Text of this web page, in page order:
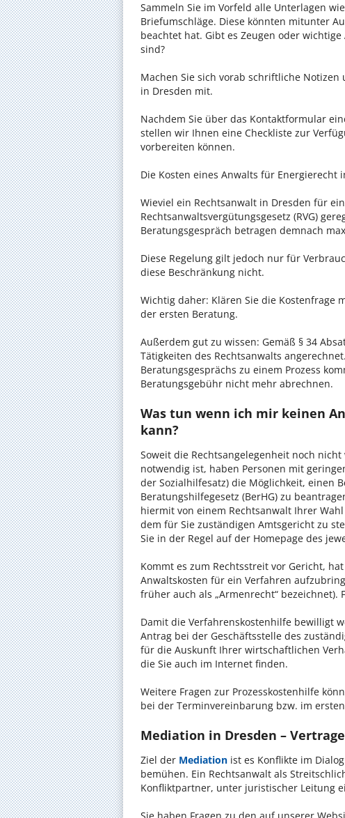
Sammeln Sie im Vorfeld alle Unterlagen
Briefumschläge. Diese könnten mitunter
beachtet hat. Gibt es Zeugen oder
sind?
Machen Sie sich vorab schriftliche
in Dresden mit.
Nachdem Sie über das Kontaktformular
stellen wir Ihnen eine Checkliste zur
vorbereiten können.
Die Kosten eines Anwalts für
Wieviel ein Rechtsanwalt in Dresden für
Rechtsanwaltsvergütungsgesetz (RVG)
Beratungsgespräch betragen demnach
Diese Regelung gilt jedoch nur für
diese Beschränkung nicht.
Wichtig daher: Klären Sie die Kostenfrage
der ersten Beratung.
Außerdem gut zu wissen: Gemäß § 34
Tätigkeiten des Rechtsanwalts
Beratungsgesprächs zu einem Prozess
Beratungsgebühr nicht mehr abrechnen.
Was tun wenn ich mir keinen
kann?
Soweit die Rechtsangelegenheit noch
notwendig ist, haben Personen mit
der Sozialhilfesatz) die Möglichkeit, einen
Beratungshilfegesetz (BerHG) zu
hiermit von einem Rechtsanwalt Ihrer
dem für Sie zuständigen Amtsgericht zu
Sie in der Regel auf der Homepage des
Kommt es zum Rechtsstreit vor Gericht,
Anwaltskosten für ein Verfahren
früher auch als „Armenrecht“ bezeichnet).
Damit die Verfahrenskostenhilfe bewilligt
Antrag bei der Geschäftsstelle des
für die Auskunft Ihrer wirtschaftlichen
die Sie auch im Internet finden.
Weitere Fragen zur Prozesskostenhilfe
bei der Terminvereinbarung bzw. im
Mediation in Dresden –
Ziel der Mediation ist es Konflikte im
bemühen. Ein Rechtsanwalt als
Konfliktpartner, unter juristischer Leitung